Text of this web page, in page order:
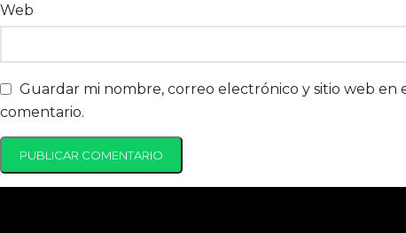
Web
Guardar mi nombre, correo electrónico y sitio web
comentario.